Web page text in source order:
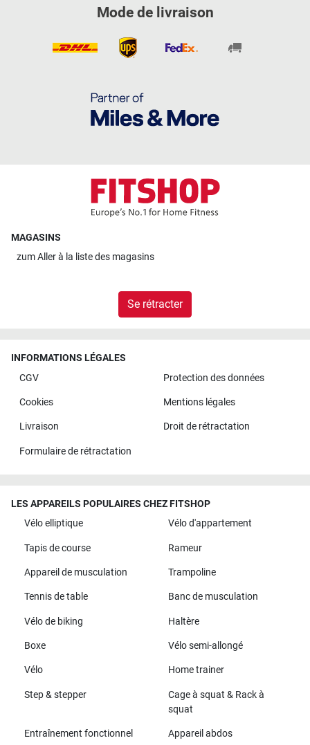
Mode de livraison
MAGASINS
zumAller à la liste des magasins
Se rétracter
INFORMATIONS LÉGALES
CGV
Protection des données
Cookies Mentions légales
Livraison Droit de rétractation
Formulaire de rétractation
LES APPAREILS POPULAIRES CHEZ FITSHOP
Vélo elliptique
Vélo d'appartement
Tapis de course Rameur
Appareil de musculation Trampoline
Tennis de table Banc de musculation
Vélo de biking Haltère
Boxe Vélo semi-allongé
Vélo Home trainer
Step & stepper
Cage à squat & Rack à
squat
Entraînement fonctionnel Appareil abdos